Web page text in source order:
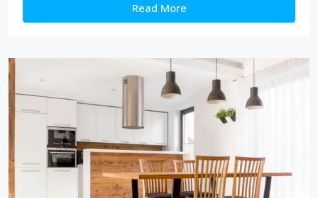
Read More